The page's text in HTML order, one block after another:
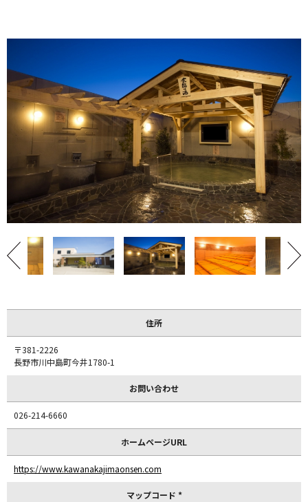
住所
〒381-2226
長野市川中島町今井1780-1
お問い合わせ
026-214-6660
ホームページURL
https://www.kawanakajimaonsen.com
マップコード *